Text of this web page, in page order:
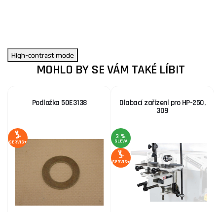
High-contrast mode
MOHLO BY SE VÁM TAKÉ LÍBIT
Podložka 50E3138
SERVIS+
Dlabací zařízení pro HP-250,
309
3 %
SLEVA
SERVIS+